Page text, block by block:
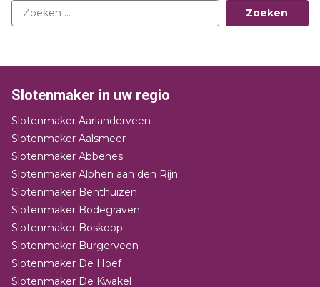
Zoeken
naar:
Slotenmaker in uw regio
Slotenmaker Aarlanderveen
Slotenmaker Aalsmeer
Slotenmaker Abbenes
Slotenmaker Alphen aan den Rijn
Slotenmaker Benthuizen
Slotenmaker Bodegraven
Slotenmaker Boskoop
Slotenmaker Burgerveen
Slotenmaker De Hoef
Slotenmaker De Kwakel